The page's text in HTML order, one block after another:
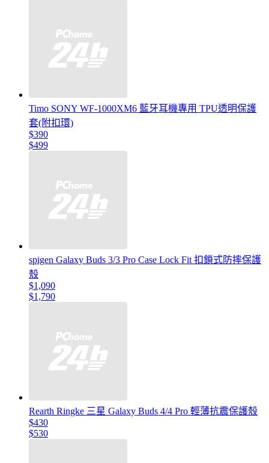
Timo SONY WF-1000XM6 藍牙耳機專用 TPU透明保護
套(附扣環)
$390
$499
spigen Galaxy Buds 3/3 Pro Case Lock Fit 扣鎖式防摔保護
殼
$1,090
$1,790
Rearth Ringke 三星 Galaxy Buds 4/4 Pro 輕薄抗震保護殼
$430
$530